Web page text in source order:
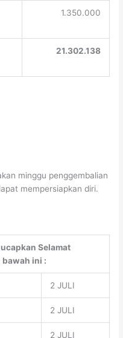
1.350.000
21.302.138
minggu penggembalian
mempersiapkan diri.
Selamat
bawah ini :
2 JULI
2 JULI
2 JULI